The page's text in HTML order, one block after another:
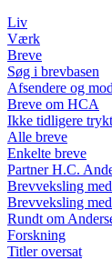
Liv
Værk
Breve
Søg i brevbasen
Afsendere og
Breve om HCA
Ikke tidligere
Alle breve
Enkelte breve
Partner H.C.
Brevveksling
Brevveksling
Rundt om
Forskning
Titler oversat